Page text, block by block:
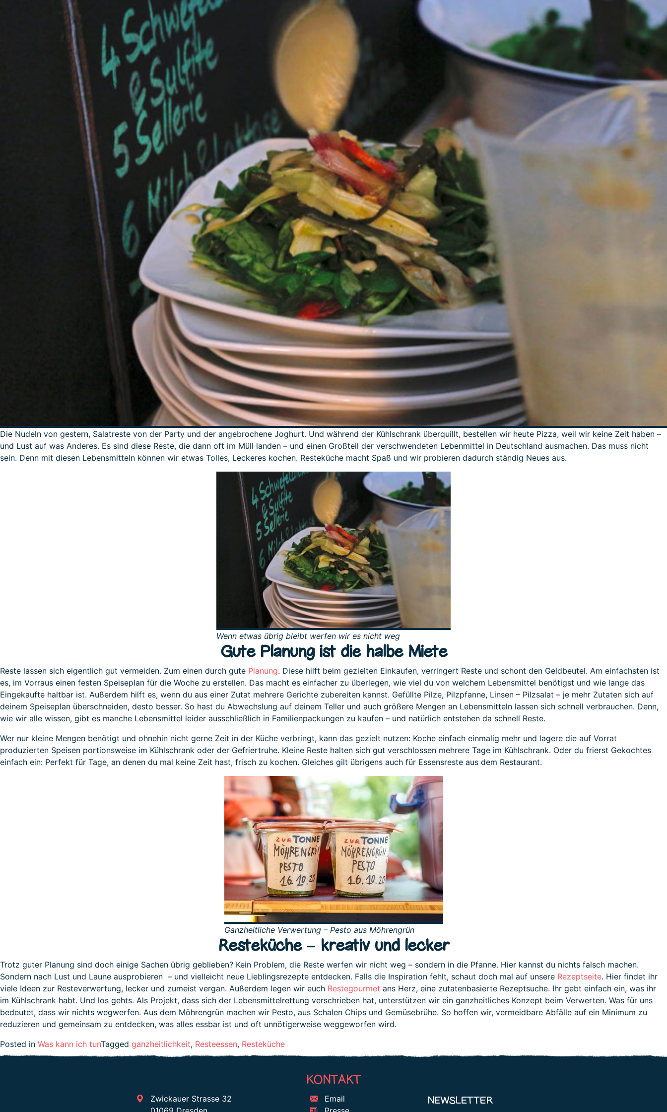
Die Nudeln von gestern, Salatreste von der Party und der angebrochene Joghurt. Und während der Kühlschrank überquillt, bestellen wir heute Pizza, weil wir keine Zeit haben –
und Lust auf was Anderes. Es sind diese Reste, die dann oft im Müll landen – und einen Großteil der verschwendeten Lebenmittel in Deutschland ausmachen. Das muss nicht
sein. Denn mit diesen Lebensmitteln können wir etwas Tolles, Leckeres kochen. Resteküche macht Spaß und wir probieren dadurch ständig Neues aus.
Wenn etwas übrig bleibt werfen wir es nicht weg
Gute Planung ist die halbe Miete
Reste lassen sich eigentlich gut vermeiden. Zum einen durch gute Planung. Diese hilft beim gezielten Einkaufen, verringert Reste und schont den Geldbeutel. Am einfachsten ist
es, im Vorraus einen festen Speiseplan für die Woche zu erstellen. Das macht es einfacher zu überlegen, wie viel du von welchem Lebensmittel benötigst und wie lange das
Eingekaufte haltbar ist. Außerdem hilft es, wenn du aus einer Zutat mehrere Gerichte zubereiten kannst. Gefüllte Pilze, Pilzpfanne, Linsen – Pilzsalat – je mehr Zutaten sich auf
deinem Speiseplan überschneiden, desto besser. So hast du Abwechslung auf deinem Teller und auch größere Mengen an Lebensmitteln lassen sich schnell verbrauchen. Denn,
wie wir alle wissen, gibt es manche Lebensmittel leider ausschließlich in Familienpackungen zu kaufen – und natürlich entstehen da schnell Reste.
Wer nur kleine Mengen benötigt und ohnehin nicht gerne Zeit in der Küche verbringt, kann das gezielt nutzen: Koche einfach einmalig mehr und lagere die auf Vorrat
produzierten Speisen portionsweise im Kühlschrank oder der Gefriertruhe. Kleine Reste halten sich gut verschlossen mehrere Tage im Kühlschrank. Oder du frierst Gekochtes
einfach ein: Perfekt für Tage, an denen du mal keine Zeit hast, frisch zu kochen. Gleiches gilt übrigens auch für Essensreste aus dem Restaurant.
Ganzheitliche Verwertung – Pesto aus Möhrengrün
Resteküche – kreativ und lecker
Trotz guter Planung sind doch einige Sachen übrig geblieben? Kein Problem, die Reste werfen wir nicht weg – sondern in die Pfanne. Hier kannst du nichts falsch machen.
Sondern nach Lust und Laune ausprobieren – und vielleicht neue Lieblingsrezepte entdecken. Falls die Inspiration fehlt, schaut doch mal auf unsere Rezeptseite. Hier findet ihr
viele Ideen zur Resteverwertung, lecker und zumeist vergan. Außerdem legen wir euch Restegourmet ans Herz, eine zutatenbasierte Rezeptsuche. Ihr gebt einfach ein, was ihr
im Kühlschrank habt. Und los gehts. Als Projekt, dass sich der Lebensmittelrettung verschrieben hat, unterstützen wir ein ganzheitliches Konzept beim Verwerten. Was für uns
bedeutet, dass wir nichts wegwerfen. Aus dem Möhrengrün machen wir Pesto, aus Schalen Chips und Gemüsebrühe. So hoffen wir, vermeidbare Abfälle auf ein Minimum zu
reduzieren und gemeinsam zu entdecken, was alles essbar ist und oft unnötigerweise weggeworfen wird.
Posted in Was kann ich tunTagged ganzheitlichkeit, Resteessen, Resteküche
KONTAKT
Zwickauer Strasse 32
Email
NEWSLETTER